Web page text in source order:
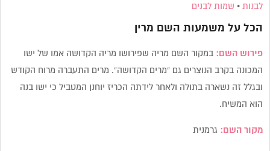
לבנות • שמות לבנים
הכל על משמעות השם מרין
פירוש השם: במקור השם מריה שפירושו מריה הקדושה אמו של ישו
המכונה בקרב הנוצרים גם “מרים הקדושה”. מרים התעברה מרוח הקודש
ובגלל זה נשארה בתולה ולאחר לידתה הכריז יוחנן המטביל כי ישו בנה
הוא המשיח.
מקור השם: גרמנית